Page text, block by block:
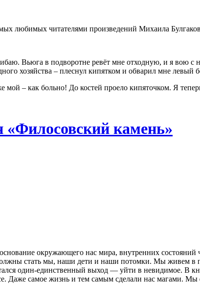
любимых читателями произведений Михаила
Вьюга в подворотне ревёт мне отходную, и я вою
хозяйства – плеснул кипятком и обварил мне левый
мой – как больно! До костей проело кипяточком. Я
камень»
окру­жающего нас мира, внутренних состояний
стать мы, наши дети и наши потомки. Мы живем в
один-единственный выход — уйти в не­видимое.
Даже самое жизнь и тем самым сделали нас магами.